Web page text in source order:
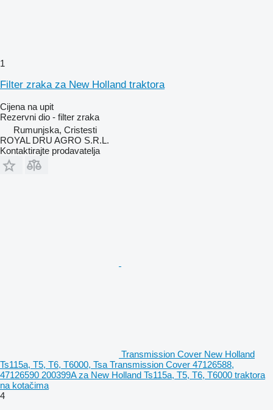
1
Filter zraka za New Holland traktora
Cijena na upit
Rezervni dio - filter zraka
Rumunjska, Cristesti
ROYAL DRU AGRO S.R.L.
Kontaktirajte prodavatelja
Transmission Cover New Holland
Ts115a, T5, T6, T6000, Tsa Transmission Cover 47126588,
47126590 200399A za New Holland Ts115a, T5, T6, T6000 traktora
na kotačima
4